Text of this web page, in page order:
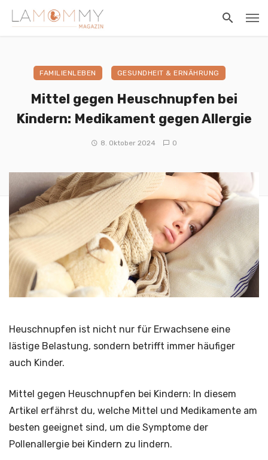
FAMILIENLEBEN GESUNDHEIT & ERNÄHRUNG
Mittel gegen Heuschnupfen bei
Kindern: Medikament gegen Allergie
8. Oktober 2024 0
Heuschnupfen ist nicht nur für Erwachsene eine
lästige Belastung, sondern betrifft immer häufiger
auch Kinder.
Mittel gegen Heuschnupfen bei Kindern: In diesem
Artikel erfährst du, welche Mittel und Medikamente am
besten geeignet sind, um die Symptome der
Pollenallergie bei Kindern zu lindern.